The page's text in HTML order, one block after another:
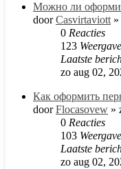
Можно ли
doorCasvirtaviott»
0 Reacties
123
Laatste
zo aug 02,
Как оформить
doorFlocasovew »
0 Reacties
103
Laatste
zo aug 02,